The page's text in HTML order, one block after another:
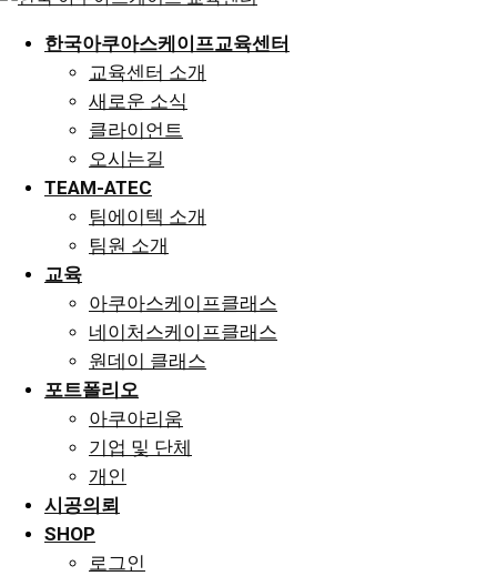
한국아쿠아스케이프교육센터
교육센터 소개
새로운 소식
클라이언트
오시는길
TEAM-ATEC
팀에이텍 소개
팀원 소개
교육
아쿠아스케이프클래스
네이처스케이프클래스
원데이 클래스
포트폴리오
아쿠아리움
기업 및 단체
개인
시공의뢰
SHOP
로그인